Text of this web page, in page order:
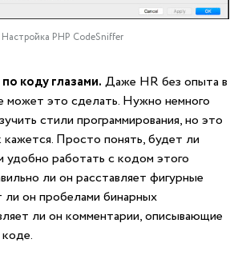
Настройка PHP CodeSniffer
коду глазами. Даже HR без опыта в
может это сделать. Нужно немного
стили программирования, но это
кажется. Просто понять, будет ли
работать с кодом этого
ли он расставляет фигурные
ли он пробелами бинарных
ли он комментарии, описывающие